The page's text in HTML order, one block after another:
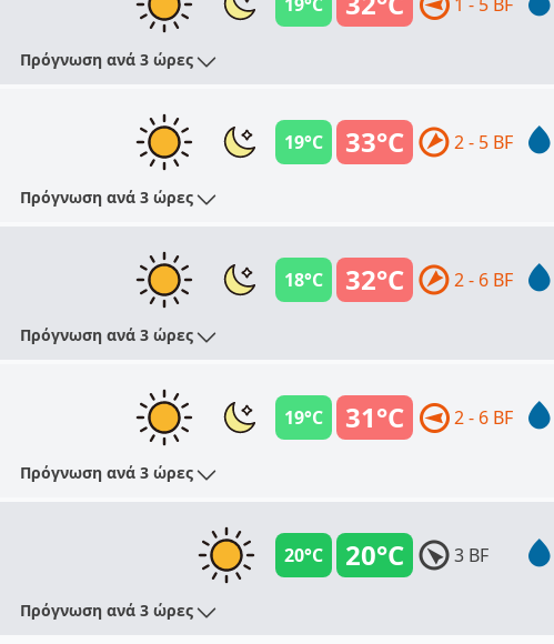
Πρόγνωση ανά 3 ώρες
33°C
19°C 2 - 5 BF
Πρόγνωση ανά 3 ώρες
32°C
18°C 2 - 6 BF
Πρόγνωση ανά 3 ώρες
31°C
19°C 2 - 6 BF
Πρόγνωση ανά 3 ώρες
20°C
20°C 3 BF
Πρόγνωση ανά 3 ώρες